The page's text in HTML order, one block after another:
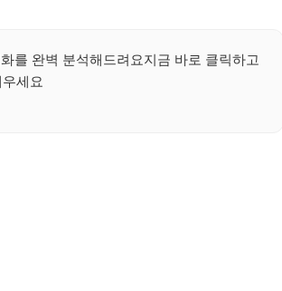
를 완벽 분석해드려요지금 바로 클릭하고
세요